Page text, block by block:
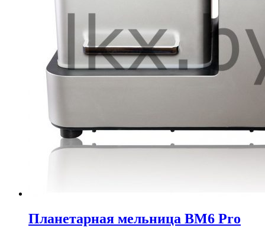
Планетарная мельница BM6 Pro